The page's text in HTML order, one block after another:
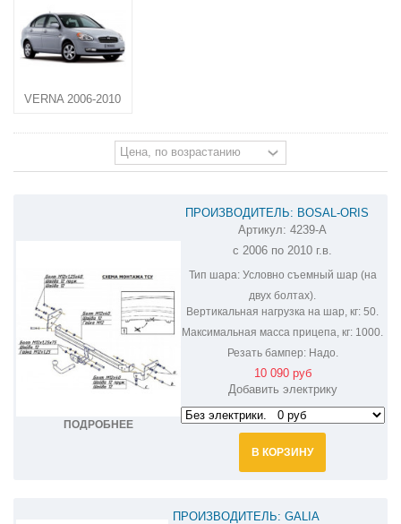
VERNA 2006-2010
ПОДРОБНЕЕ
ПРОИЗВОДИТЕЛЬ: BOSAL-ORIS
ФАРКОП НА HYUNDAI VERNA 4239-A
Артикул: 4239-A
с 2006 по 2010 г.в.
Тип шара:Условно съемный шар (на
двух болтах).
Вертикальная нагрузка на шар, кг: 50.
Максимальная масса прицепа, кг: 1000.
Резать бампер:Надо.
10 090 руб
Добавить электрику
В КОРЗИНУ
ПРОИЗВОДИТЕЛЬ: GALIA